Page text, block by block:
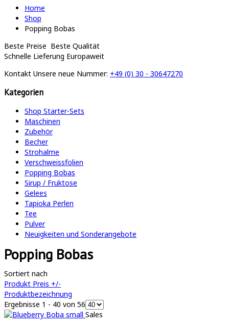
Home
Shop
Popping Bobas
Beste Preise Beste Qualität
Schnelle Lieferung Europaweit
Kontakt Unsere neue Nummer: +49 (0) 30 - 30647270
Kategorien
Shop Starter-Sets
Maschinen
Zubehör
Becher
Strohalme
Verschweissfolien
Popping Bobas
Sirup / Fruktose
Gelees
Tapioka Perlen
Tee
Pulver
Neuigkeiten und Sonderangebote
Popping Bobas
Sortiert nach
Produkt Preis +/-
Produktbezeichnung
Ergebnisse 1 - 40 von 56
Sales